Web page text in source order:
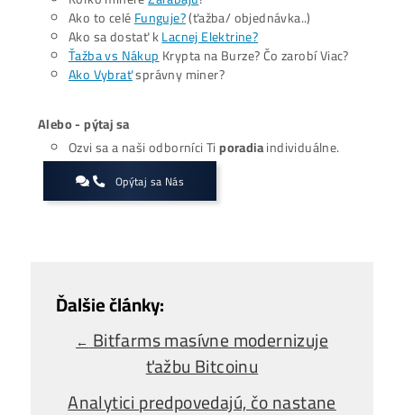
Minulý týždeň generálny riaditeľ spoločnosti Marathon
Thiel, povedal, že miera rentability spoločnosti bude
46 000 dolárov za BTC, aby zostala zisková aj po
Zaujíma ťa Ťažba Viac?
Koľko minereZarábajú
Ako to celéFunguje?
Ako sa dostať kLacnej Elektrine?
Alebo - pýtaj sa
Ozvi sa a naši odborníci Tiporadiaindividuálne.
Opýtaj sa Nás